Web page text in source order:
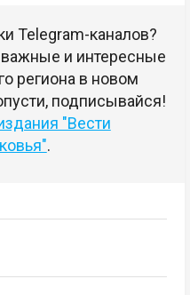
Telegram-каналов?
и интересные
региона в новом
подписывайся!
"Вести
.